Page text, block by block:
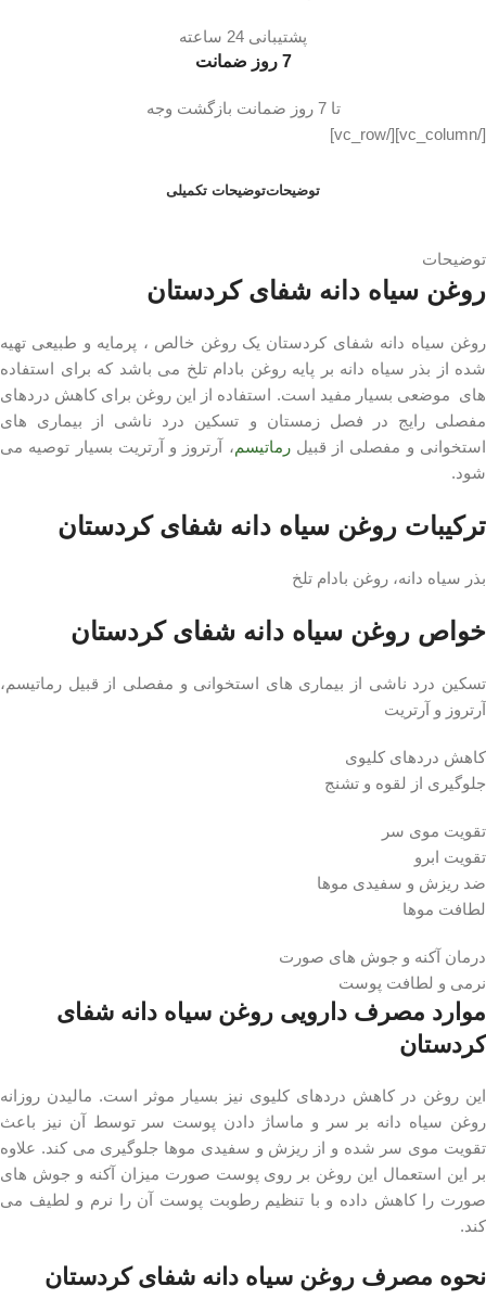
پشتیبانی 24 ساعته
7 روز ضمانت
تا 7 روز ضمانت بازگشت وجه
[/vc_column][/vc_row]
توضیحاتتوضیحات تکمیلی
توضیحات
روغن سیاه دانه شفای کردستان
روغن سیاه دانه شفای کردستان یک روغن خالص ، پرمایه و طبیعی تهیه
شده از بذر سیاه دانه بر پایه روغن بادام تلخ می باشد که برای استفاده
های موضعی بسیار مفید است. استفاده از این روغن برای کاهش دردهای
مفصلی رایج در فصل زمستان و تسکین درد ناشی از بیماری های
استخوانی و مفصلی از قبیلرماتیسم، آرتروز و آرتریت بسیار توصیه می
شود.
ترکیبات روغن سیاه دانه شفای کردستان
بذر سیاه دانه، روغن بادام تلخ
خواص روغن سیاه دانه شفای کردستان
تسکین درد ناشی از بیماری های استخوانی و مفصلی از قبیل رماتیسم،
آرتروز و آرتریت
کاهش دردهای کلیوی
جلوگیری از لقوه و تشنج
تقویت موی سر
تقویت ابرو
ضد ریزش و سفیدی موها
لطافت موها
درمان آکنه و جوش های صورت
نرمی و لطافت پوست
موارد مصرف دارویی روغن سیاه دانه شفای
کردستان
این روغن در کاهش دردهای کلیوی نیز بسیار موثر است. مالیدن روزانه
روغن سیاه دانه بر سر و ماساژ دادن پوست سر توسط آن نیز باعث
تقویت موی سر شده و از ریزش و سفیدی موها جلوگیری می کند. علاوه
بر این استعمال این روغن بر روی پوست صورت میزان آکنه و جوش های
صورت را کاهش داده و با تنظیم رطوبت پوست آن را نرم و لطیف می
کند.
نحوه مصرف روغن سیاه دانه شفای کردستان